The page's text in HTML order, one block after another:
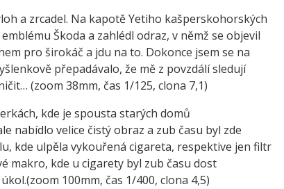
a zrcadel. Na kapotě Yetiho kašperskohorských
Škoda a zahlédl odraz, v němž se objevil
pro širokáč a jdu na to. Dokonce jsem se na
přepadávalo, že mě z povzdálí sledují
(zoom 38mm, čas 1/125, clona 7,1)
kde je spousta starých domů
nabídlo velice čistý obraz a zub času byl zde
kde ulpěla vykouřená cigareta, respektive jen filtr
makro, kde u cigarety byl zub času dost
100mm, čas 1/400, clona 4,5)